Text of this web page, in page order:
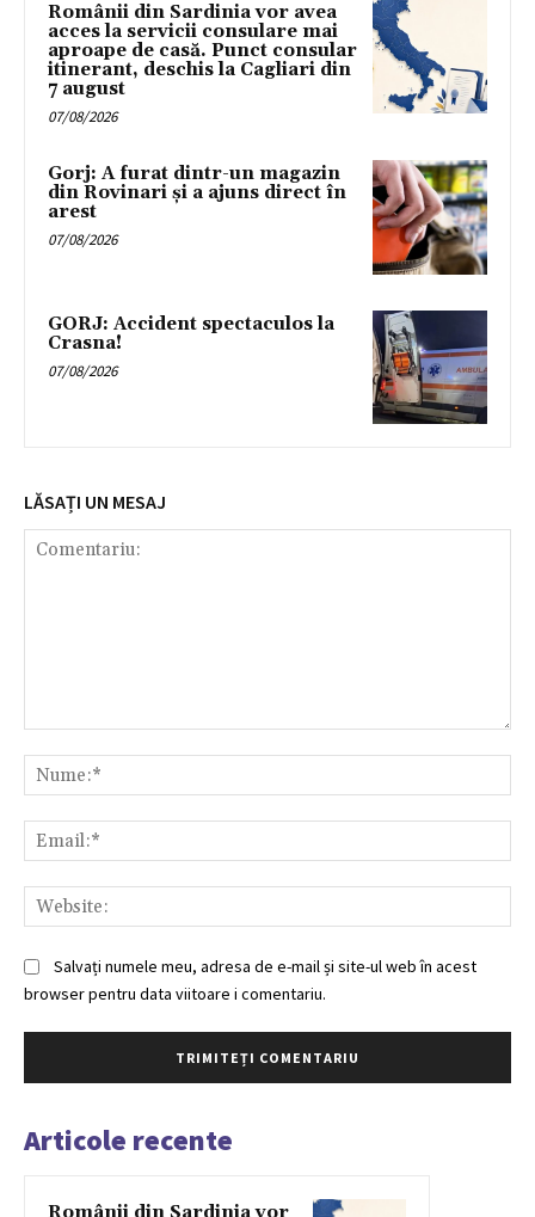
Românii din Sardinia vor avea
acces la servicii consulare mai
aproape de casă. Punct consular
itinerant, deschis la Cagliari din
7 august
07/08/2026
Gorj: A furat dintr-un magazin
din Rovinari și a ajuns direct în
arest
07/08/2026
GORJ: Accident spectaculos la
Crasna!
07/08/2026
LĂSAȚI UN MESAJ
Salvați numele meu, adresa de e-mail și site-ul web în acest
browser pentru data viitoare i comentariu.
Articole recente